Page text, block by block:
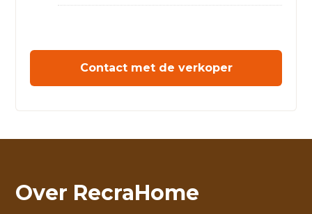
Contact met de verkoper
Over RecraHome